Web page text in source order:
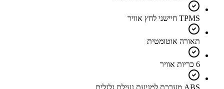
TPMS חיישני לחץ אוויר
תאורה אוטומטית
6 כריות אוויר
ABS מערכת למניעת נעילת גלגלים